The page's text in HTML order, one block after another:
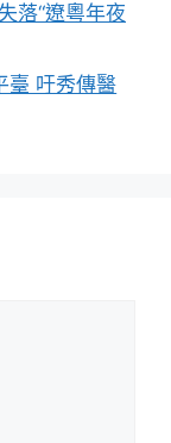
落“遼粵年夜
臺 吁秀傳醫